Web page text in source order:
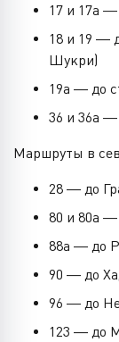
17 и 17а
18 и 19 —
Шукри)
19а — до
36 и 36а —
Маршруты в
28 — до
80 и 80а
88а — до
90 — до
96 — до
123 — до